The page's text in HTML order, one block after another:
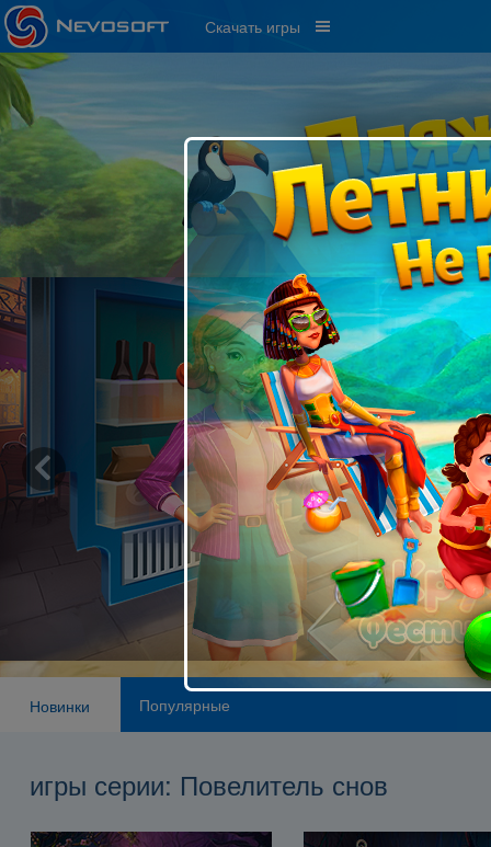
Скачать игры
Новинки Популярные
игры серии: Повелитель снов